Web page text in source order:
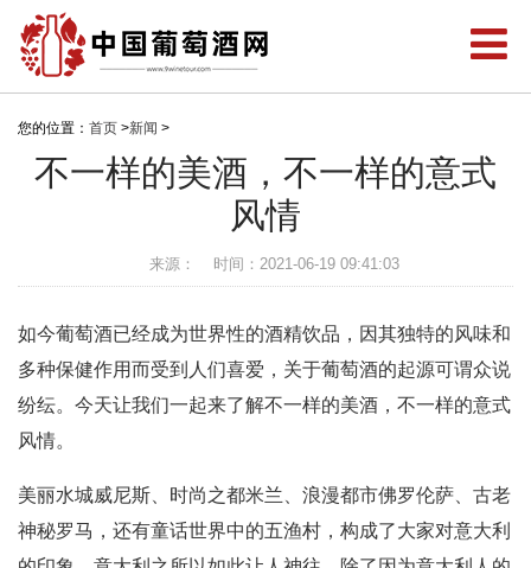
您的位置： 首页 >新闻 >
不一样的美酒，不一样的意式
风情
来源： 时间：2021-06-19 09:41:03
如今葡萄酒已经成为世界性的酒精饮品，因其独特的风味和
多种保健作用而受到人们喜爱，关于葡萄酒的起源可谓众说
纷纭。今天让我们一起来了解不一样的美酒，不一样的意式
风情。
美丽水城威尼斯、时尚之都米兰、浪漫都市佛罗伦萨、古老
神秘罗马，还有童话世界中的五渔村，构成了大家对意大利